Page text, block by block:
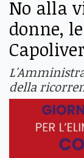
No alla
donne,
della